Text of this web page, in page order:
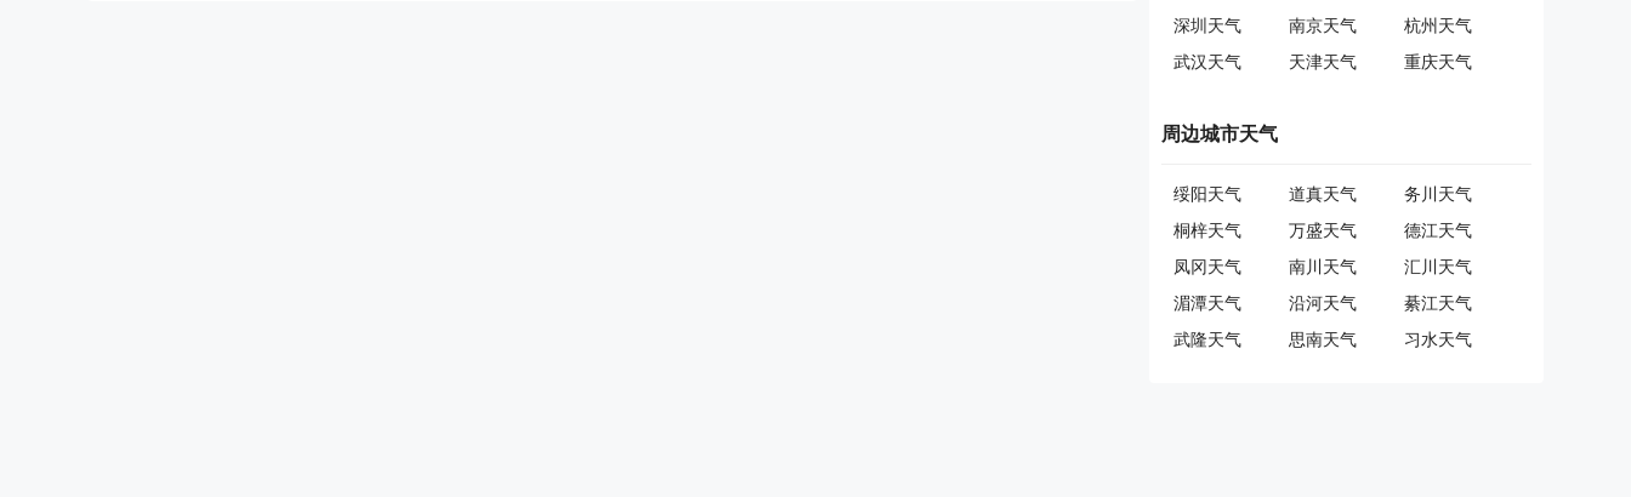
深圳天气
南京天气
杭州天气
武汉天气
天津天气 重庆天气
周边城市天气
绥阳天气 道真天气
务川天气
桐梓天气
万盛天气
德江天气
凤冈天气
南川天气
汇川天气
湄潭天气
沿河天气
綦江天气
武隆天气
思南天气 习水天气